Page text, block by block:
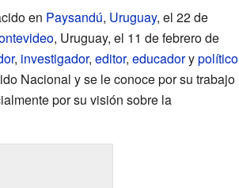
en Paysandú, Uruguay, el 22 de
, Uruguay, el 11 de febrero de
, investigador, editor, educadorypolítico
Nacional y se le conoce por su trabajo
por su visión sobre la